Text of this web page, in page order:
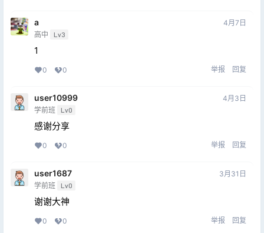
a
高中 Lv3
4月7日
1
0 0 举报 回复
user10999
学前班 Lv0
4月3日
感谢分享
0 0 举报 回复
user1687
学前班 Lv0
3月31日
谢谢大神
0 0 举报 回复